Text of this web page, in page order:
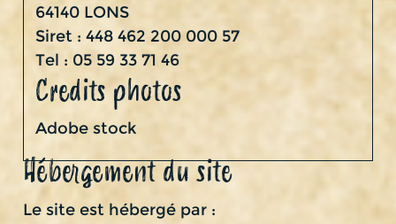
64140 LONS
Siret : 448 462 200 000 57
Tel : 05 59 33 71 46
Credits photos
Adobe stock
Hébergement du site
Le site est hébergé par :